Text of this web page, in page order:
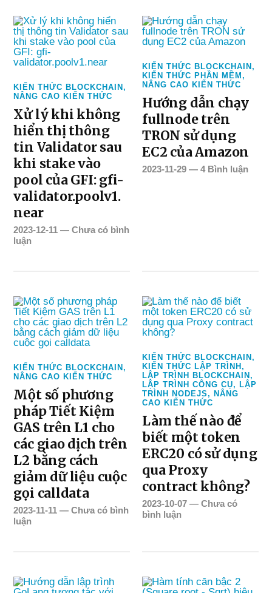
KIẾN THỨC BLOCKCHAIN,
NÂNG CAO KIẾN THỨC
Xử lý khi không
hiển thị thông
tin Validator sau
khi stake vào
pool của GFI: gfi-
validator.poolv1.
near
2023-12-11 —Chưa có bình
luận
KIẾN THỨC BLOCKCHAIN,
KIẾN THỨC PHẦN MỀM,
NÂNG CAO KIẾN THỨC
Hướng dẫn chạy
fullnode trên
TRON sử dụng
EC2 của Amazon
2023-11-29 —4 Bình luận
KIẾN THỨC BLOCKCHAIN,
NÂNG CAO KIẾN THỨC
Một số phương
pháp Tiết Kiệm
GAS trên L1 cho
các giao dịch trên
L2 bằng cách
giảm dữ liệu cuộc
gọi calldata
2023-11-11 —Chưa có bình
luận
KIẾN THỨC BLOCKCHAIN,
KIẾN THỨC LẬP TRÌNH,
LẬP TRÌNH BLOCKCHAIN,
LẬP TRÌNH CÔNG CỤ,LẬP
TRÌNH NODEJS,NÂNG
CAO KIẾN THỨC
Làm thế nào để
biết một token
ERC20 có sử dụng
qua Proxy
contract không?
2023-10-07 —Chưa có
bình luận